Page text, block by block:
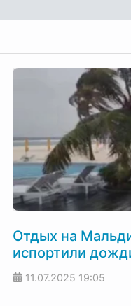
Отдых на
испортили
11.07.2025 19:05